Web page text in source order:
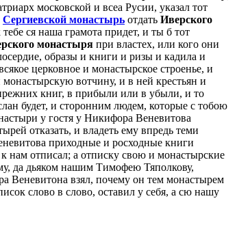
московской и всеа Русии, указал тот
Сергиевской монастырь отдать Иверского
ся наша грамота придет, и ты б тот
монастыря при властех, или кого они
образы и книги и ризы и кадила и
церковное и монастырское строенье, и
вотчину, и в ней крестьян и
книг, в прибыли или в убыли, и то
будет, и сторонним людем, которые с тобою
у гостя у Никифора Веневитова
отказать, и владеть ему впредь теми
приходные и росходные книги
нам отписал; а отписку свою и монастырские
да дьяком нашим Тимофею Тяполкову,
Веневитона взял, почему он тем монастырем
слово в слово, оставил у себя, а сю нашу